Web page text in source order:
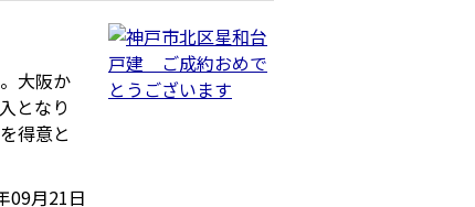
大阪か
となり
得意と
09月21日